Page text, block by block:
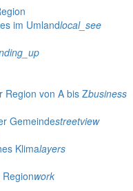
im Umlandlocal_see
Region von A bis Zbusiness
Gemeindestreetview
Klimalayers
work